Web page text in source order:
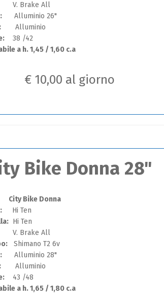
V. Brake All
Alluminio 26"
Alluminio
38 /42
a h. 1,45 / 1,60 c.a
€ 10,00 al giorno
Bike Donna 28"
City Bike Donna
Hi Ten
Hi Ten
V. Brake All
Shimano T2 6v
Alluminio 28"
Alluminio
43 /48
a h. 1,65 / 1,80 c.a